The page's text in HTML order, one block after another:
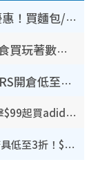
長者優惠｜OK便利店推樂悠咭優惠！買麵包/牛奶/保健品拍卡即減
【8月生日優惠2026】全港85大食買玩著數攻略 自助餐/火鍋放題同行免費＋誠品/DONKI送現金券
開倉優惠｜銅鑼灣MICHAEL KORS開倉低至17折！直擊$500起買手袋/銀包/鞋款 必買經典Jet Set系列
開倉優惠｜馬拉松開倉低至3折！直擊$99起買adidas／New Balance／Puma鞋款 STANLEY保溫杯劈價至$119起
廚具優惠｜普樂氏/意美廚/Buffalo廚具低至3折！$89起買煎鍋／炒鑊／個人鍋 同場小家電激減至$99起